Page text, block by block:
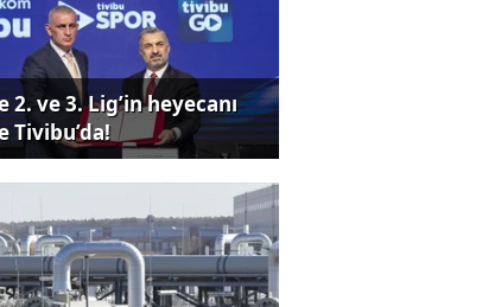
2. ve 3. Lig’in heyecanı
Tivibu’da!